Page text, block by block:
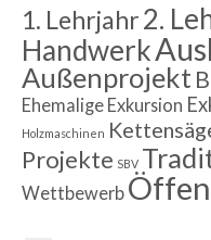
1. Lehrjahr2.
Handwerk
Außenprojekt
Ehemalige Exkursion
Holzmaschinen
Projekte SBV
Wettbewerb